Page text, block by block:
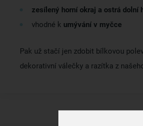
zesílený horní okraj a ostrá dolní
vhodné k umývání v myčce
Pak už stačí jen zdobit bílkovou
dekorativní válečky a razítka z